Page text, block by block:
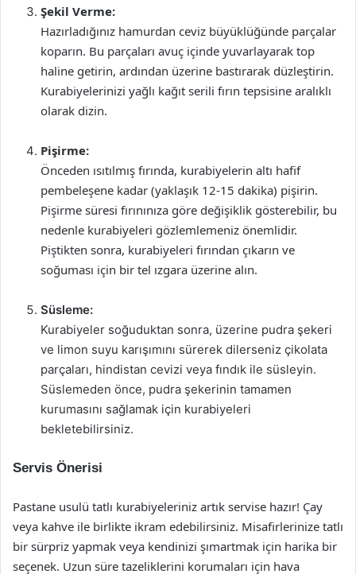
Şekil Verme:
Hazırladığınız hamurdan ceviz büyüklüğünde parçalar
koparın. Bu parçaları avuç içinde yuvarlayarak top
haline getirin, ardından üzerine bastırarak düzleştirin.
Kurabiyelerinizi yağlı kağıt serili fırın tepsisine aralıklı
olarak dizin.
Pişirme:
Önceden ısıtılmış fırında, kurabiyelerin altı hafif
pembeleşene kadar (yaklaşık 12-15 dakika) pişirin.
Pişirme süresi fırınınıza göre değişiklik gösterebilir, bu
nedenle kurabiyeleri gözlemlemeniz önemlidir.
Piştikten sonra, kurabiyeleri fırından çıkarın ve
soğuması için bir tel ızgara üzerine alın.
Süsleme:
Kurabiyeler soğuduktan sonra, üzerine pudra şekeri
ve limon suyu karışımını sürerek dilerseniz çikolata
parçaları, hindistan cevizi veya fındık ile süsleyin.
Süslemeden önce, pudra şekerinin tamamen
kurumasını sağlamak için kurabiyeleri
bekletebilirsiniz.
Servis Önerisi
Pastane usulü tatlı kurabiyeleriniz artık servise hazır! Çay
veya kahve ile birlikte ikram edebilirsiniz. Misafirlerinize tatlı
bir sürpriz yapmak veya kendinizi şımartmak için harika bir
seçenek. Uzun süre tazeliklerini korumaları için hava